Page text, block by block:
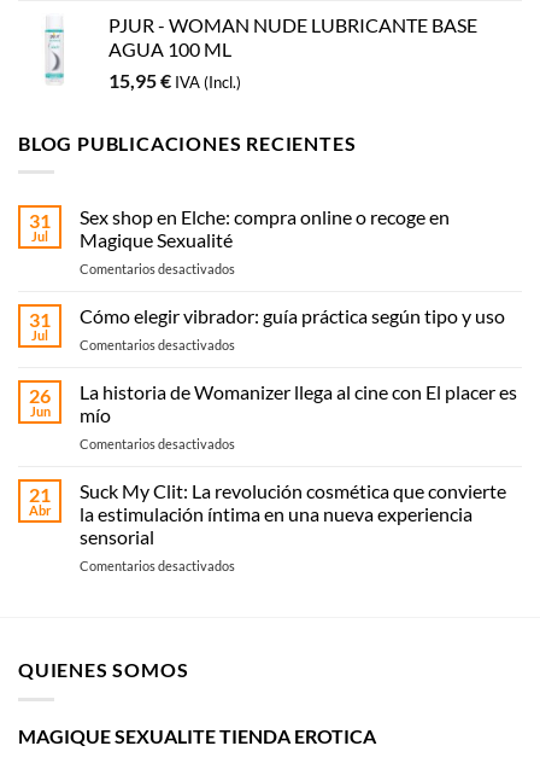
PJUR - WOMAN NUDE LUBRICANTE BASE
AGUA 100 ML
15,95€ IVA (Incl.)
BLOG PUBLICACIONES RECIENTES
31
Jul
Sex shop en Elche: compra online o recoge en
Magique Sexualité
Comentarios desactivadosen
shop
Elche:
online
en
Sexualité
31
Jul
Cómo elegir vibrador: guía práctica según tipo y uso
Comentarios desactivadosen
elegir
práctica
tipo
26
Jun
La historia de Womanizer llega al cine con El placer es
mío
Comentarios desactivadosen
historia
Womanizer
al
21
Abr
Suck My Clit: La revolución cosmética que convierte
la estimulación íntima en una nueva experiencia
sensorial
Comentarios desactivadosen
convierte
QUIENES SOMOS
MAGIQUE SEXUALITE TIENDA EROTICA